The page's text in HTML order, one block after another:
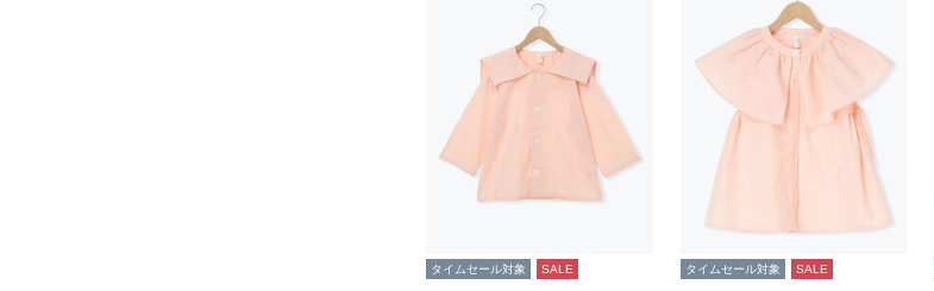
タイムセール対象 SALE タイムセール対象 SALE